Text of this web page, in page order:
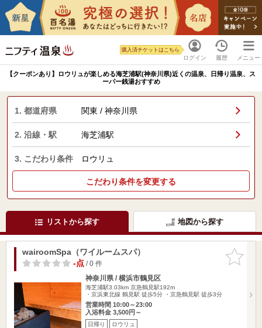
ログイン
購入済チケットはこちら
履歴 メニュー
【クーポンあり】ロウリュが楽しめる海芝浦駅(神奈川県)近くの温泉、日帰り温泉、ス
ーパー銭湯おすすめ
1. 都道府県 関東 / 神奈川県
2. 沿線・駅 海芝浦駅
3. こだわり条件 ロウリュ
こだわり条件を変更する
リストから探す 地図から探す
お気に入
りに追加
wairoomSpa（ワイルームスパ）
-点/ 0 件
神奈川県 / 横浜市鶴見区
海芝浦駅3.03km 京急鶴見駅192m
・京浜東北線 鶴見駅 徒歩5分 ・京急鶴見駅 徒歩3分
営業時間 10:00～23:00
入浴料金 3,500円～
日帰り ロウリュ